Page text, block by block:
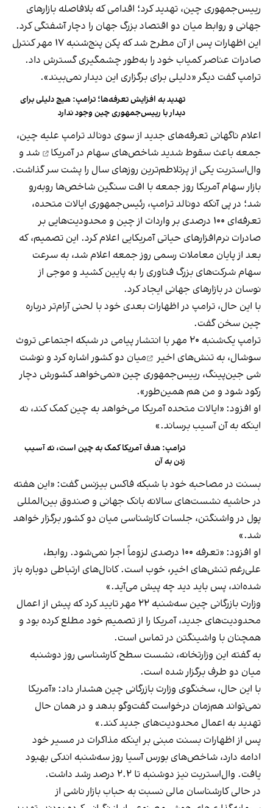
رییس‌جمهوری چین، تهدید کرد؛ اقدامی که بلافاصله بازارهای
جهانی و روابط میان دو اقتصاد بزرگ جهان را دچار آشفتگی کرد.
این اظهارات پس از آن مطرح شد که پکن پنج‌شنبه ۱۷ مهر کنترل
صادرات عناصر کمیاب خود را به‌طور چشمگیری گسترش داد.
ترامپ گفت دیگر «دلیلی برای برگزاری این دیدار نمی‌بیند».
تهدید به افزایش تعرفه‌ها؛ ترامپ: هیچ دلیلی برای
دیدار با رییس‌جمهوری چین وجود ندارد
اعلام ناگهانی تعرفه‌های جدید از سوی دونالد ترامپ علیه چین،
جمعه باعث سقوط شدید شاخص‌های سهام در آمریکا
شد و
وال‌استریت یکی از پرتلاطم‌ترین روزهای سال را پشت سر گذاشت.
بازار سهام آمریکا روز جمعه با افت سنگین شاخص‌ها روبه‌رو
شد؛ در پی آنکه دونالد ترامپ، رئیس‌جمهوری ایالات متحده،
تعرفه‌ای ۱۰۰ درصدی بر واردات از چین و محدودیت‌هایی بر
صادرات نرم‌افزارهای حیاتی آمریکایی اعلام کرد. این تصمیم، که
بعد از پایان معاملات رسمی روز جمعه اعلام شد، به سرعت
سهام شرکت‌های بزرگ فناوری را به پایین کشید و موجی از
نوسان در بازارهای جهانی ایجاد کرد.
با این حال، ترامپ در اظهارات بعدی خود با لحنی آرام‌تر درباره
چین سخن گفت.
ترامپ یک‌شنبه ۲۰ مهر با انتشار پیامی در شبکه اجتماعی تروث
سوشال، به تنش‌های اخیر
میان دو کشور اشاره کرد و نوشت
شی جین‌پینگ، رییس‌جمهوری چین «نمی‌خواهد کشورش دچار
رکود شود و من هم همین‌طور».
او افزود: «ایالات متحده آمریکا می‌خواهد به چین کمک کند، نه
اینکه به آن آسیب برساند.»
ترامپ: هدف آمریکا کمک به چین است، نه آسیب
زدن به آن
بسنت در مصاحبه‌ خود با شبکه فاکس بیزنس گفت: «این هفته
در حاشیه نشست‌های سالانه بانک جهانی و صندوق بین‌المللی
پول در واشنگتن، جلسات کارشناسی میان دو کشور برگزار خواهد
شد.»
او افزود: «تعرفه ۱۰۰ درصدی لزوماً اجرا نمی‌شود. روابط،
علی‌رغم تنش‌های اخیر، خوب است. کانال‌های ارتباطی دوباره باز
شده‌اند، پس باید دید چه پیش می‌آید.»
وزارت بازرگانی چین سه‌شنبه ۲۲ مهر تایید کرد که پیش از اعمال
محدودیت‌های جدید، آمریکا را از تصمیم خود مطلع کرده بود و
همچنان با واشینگتن در تماس است.
به گفته این وزارتخانه، نشست سطح کارشناسی روز دوشنبه
میان دو طرف برگزار شده است.
با این حال، سخنگوی وزارت بازرگانی چین هشدار داد: «آمریکا
نمی‌تواند هم‌زمان درخواست گفت‌وگو بدهد و در همان حال
تهدید به اعمال محدودیت‌های جدید کند.»
پس از اظهارات بسنت مبنی بر اینکه مذاکرات در مسیر خود
ادامه دارد، شاخص‌های بورس آسیا روز سه‌شنبه اندکی بهبود
یافت. وال‌استریت نیز دوشنبه تا ۲.۲ درصد رشد داشت.
در حالی کارشناسان مالی نسبت به حباب بازار ناشی از